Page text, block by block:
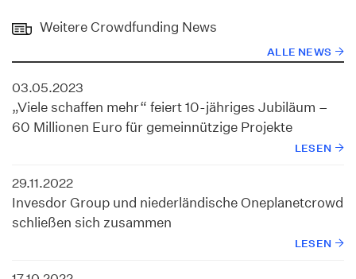
Weitere Crowdfunding News
ALLE NEWS
03.05.2023
„Viele schaffen mehr“ feiert 10-jähriges Jubiläum –
60 Millionen Euro für gemeinnützige Projekte
LESEN
29.11.2022
Invesdor Group und niederländische Oneplanetcrowd
schließen sich zusammen
LESEN